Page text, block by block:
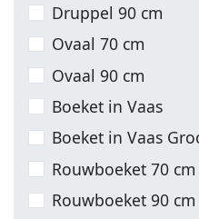
Druppel 90 cm
Ovaal 70 cm
Ovaal 90 cm
Boeket in Vaas
Boeket in Vaas
Rouwboeket 70 cm
Rouwboeket 90 cm